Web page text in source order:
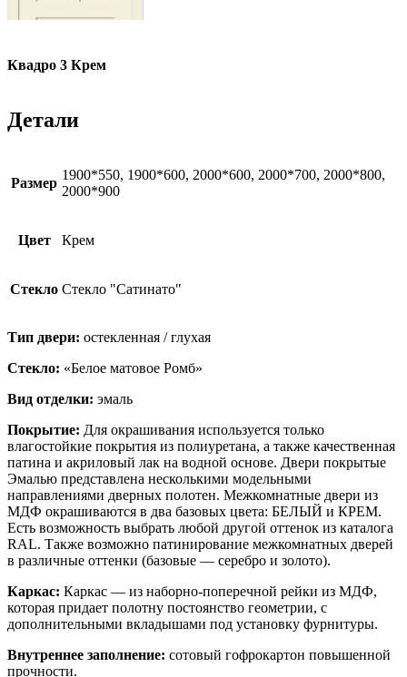
Квадро 3 Крем
Детали
Размер
1900*550, 1900*600, 2000*600, 2000*700, 2000*800,
2000*900
Цвет Крем
Стекло Стекло "Сатинато"
Тип двери: остекленная / глухая
Стекло: «Белое матовое Ромб»
Вид отделки: эмаль
Покрытие: Для окрашивания используется только
влагостойкие покрытия из полиуретана, а также качественная
патина и акриловый лак на водной основе. Двери покрытые
Эмалью представлена несколькими модельными
направлениями дверных полотен. Межкомнатные двери из
МДФ окрашиваются в два базовых цвета: БЕЛЫЙ и КРЕМ.
Есть возможность выбрать любой другой оттенок из каталога
RAL. Также возможно патинирование межкомнатных дверей
в различные оттенки (базовые — серебро и золото).
Каркас: Каркас — из наборно-поперечной рейки из МДФ,
которая придает полотну постоянство геометрии, с
дополнительными вкладышами под установку фурнитуры.
Внутреннее заполнение: сотовый гофрокартон повышенной
прочности.